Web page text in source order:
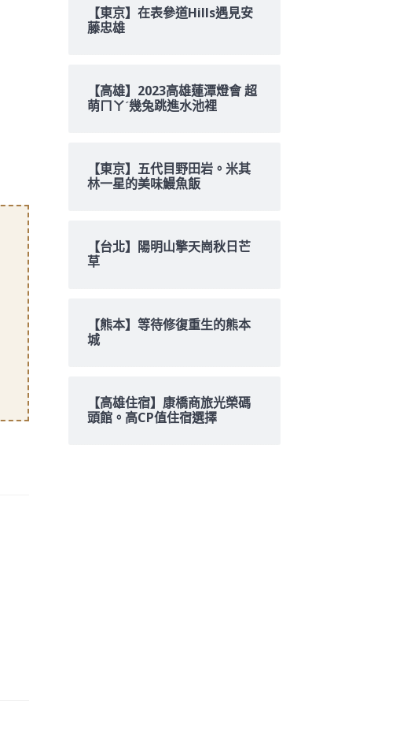
【東京】在表參道Hills遇見安
藤忠雄
【高雄】2023高雄蓮潭燈會 超
萌ㄇㄚˊ幾兔跳進水池裡
【東京】五代目野田岩。米其
林一星的美味鰻魚飯
【台北】陽明山擎天崗秋日芒
草
【熊本】等待修復重生的熊本
城
【高雄住宿】康橋商旅光榮碼
頭館。高CP值住宿選擇